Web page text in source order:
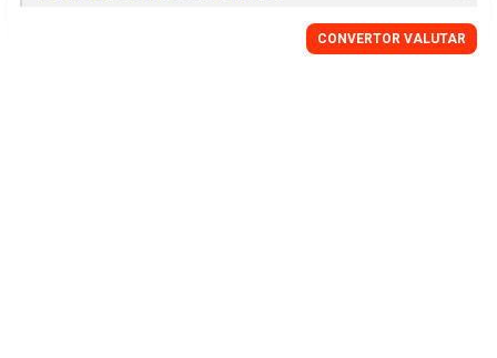
CONVERTOR VALUTAR